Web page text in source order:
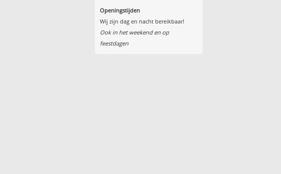
Openingstijden
Wij zijn dag en nacht bereikbaar!
Ook in het weekend en op
feestdagen